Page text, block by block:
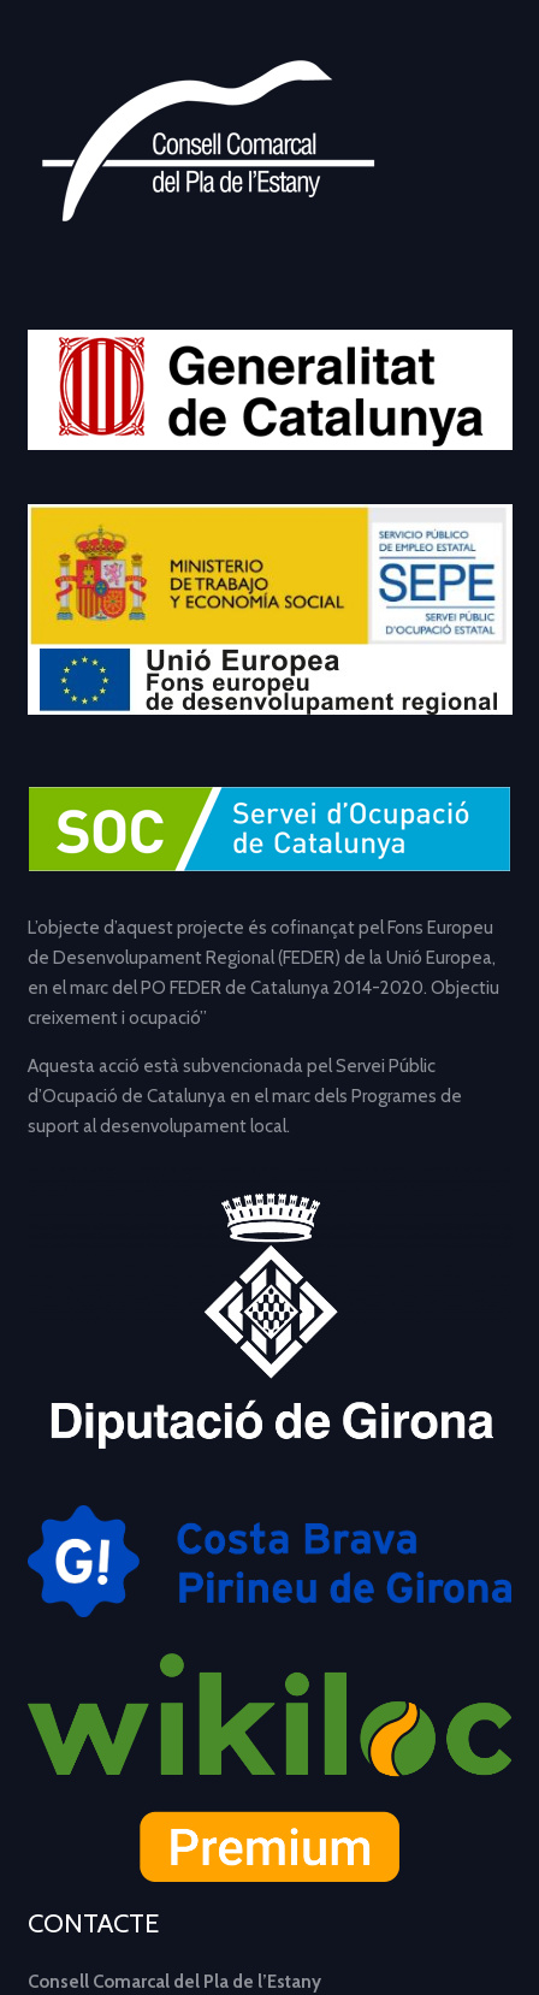
L’objecte d’aquest projecte és cofinançat pel Fons Europeu
de Desenvolupament Regional (FEDER) de la Unió Europea,
en el marc del PO FEDER de Catalunya 2014-2020. Objectiu
creixement i ocupació”
Aquesta acció està subvencionada pel Servei Públic
d’Ocupació de Catalunya en el marc dels Programes de
suport al desenvolupament local.
CONTACTE
Consell Comarcal del Pla de l’Estany